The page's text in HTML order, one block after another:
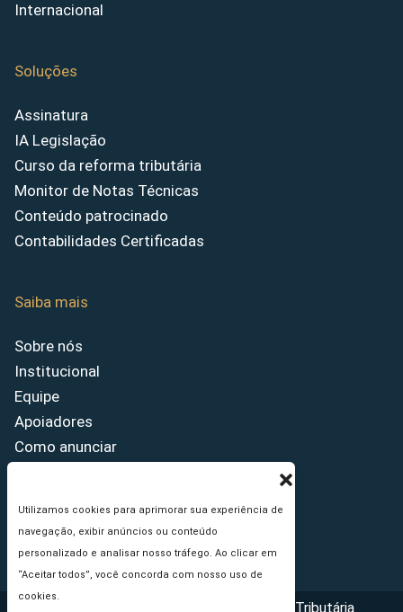
Utilizamos cookies para aprimorar sua experiência de
navegação, exibir anúncios ou conteúdo
personalizado e analisar nosso tráfego. Ao clicar em
“Aceitar todos”, você concorda com nosso uso de
cookies.
Internacional
Soluções
Assinatura
IA Legislação
Curso da reforma tributária
Monitor de Notas Técnicas
Conteúdo patrocinado
Contabilidades Certificadas
Saiba mais
Sobre nós
Institucional
Equipe
Apoiadores
Como anunciar
Princípios Editoriais
Copyright © 2026 - Portal da Reforma Tributária